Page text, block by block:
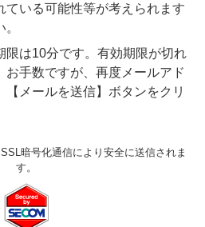
ている可能性等が考えられます
限は10分です。有効期限が切れ
お手数ですが、再度メールアド
【メールを送信】ボタンをクリ
暗号化通信により安全に送信されま
す。